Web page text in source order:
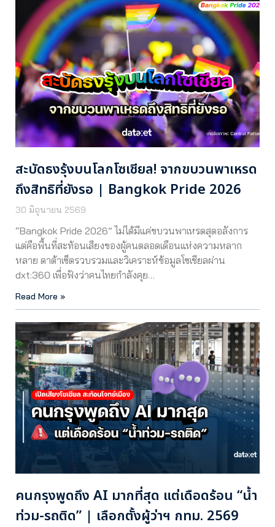
สะบัดธงรุ้งบนโลกโซเชียล! จากขบวนพาเหรด
ถึงสิทธิที่ยังรอ | Bangkok Pride 2026
30 มิถุนายน 2569
“Bangkok Pride 2026” ไม่ได้มีแค่ขบวนพาเหรดสุดอลังการ
แต่คือพื้นที่สะท้อนเสียงของผู้คนตลอดเดือนแห่งความหลาก
หลาย ดาต้าเซ็ตรวบรวมและวิเคราะห์ข้อมูลโซเชียลผ่าน
dxt:360 เพื่อฟังว่าคนไทยกำลังคุย…
Read More »
คนกรุงพูดถึง AI มากที่สุด แต่เดือดร้อน “น้ำ
ท่วม-รถติด” | เลือกตั้งผู้ว่าฯ กทม. 2569